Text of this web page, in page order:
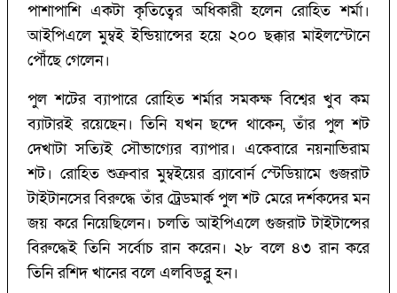
পাশাপাশি একটা কৃতিত্বের অধিকারী হলেন রোহিত শর্মা।
আইপিএলে মুম্বই ইন্ডিয়ান্সের হয়ে ২০০ ছক্কার মাইলস্টোনে
পৌঁছে গেলেন।
পুল শটের ব্যাপারে রোহিত শর্মার সমকক্ষ বিশ্বের খুব কম
ব্যাটারই রয়েছেন। তিনি যখন ছন্দে থাকেন, তাঁর পুল শট
দেখাটা সত্যিই সৌভাগ্যের ব্যাপার। একেবারে নয়নাভিরাম
শট। রোহিত শুক্রবার মুম্বইয়ের ব্র্যাবোর্ন স্টেডিয়ামে গুজরাট
টাইটানসের বিরুদ্ধে তাঁর ট্রেডমার্ক পুল শট মেরে দর্শকদের মন
জয় করে নিয়েছিলেন। চলতি আইপিএলে গুজরাট টাইটান্সের
বিরুদ্ধেই তিনি সর্বোচ রান করেন। ২৮ বলে ৪৩ রান করে
তিনি রশিদ খানের বলে এলবিডব্লু হন।